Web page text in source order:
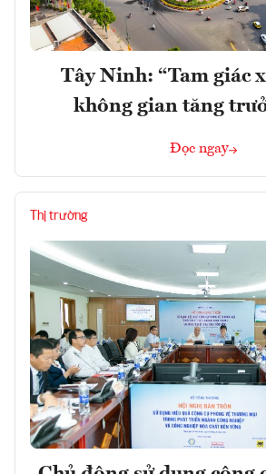
Tây Ninh: “Tam giác
không gian tăng
Đọc ngay
Thị trường